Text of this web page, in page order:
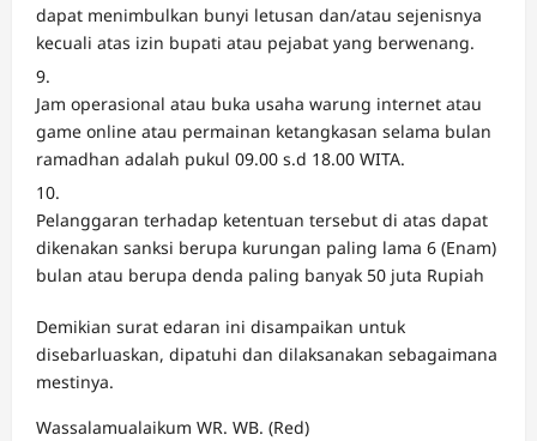
dapat menimbulkan bunyi letusan dan/atau sejenisnya
kecuali atas izin bupati atau pejabat yang berwenang.
Jam operasional atau buka usaha warung internet atau
game online atau permainan ketangkasan selama bulan
ramadhan adalah pukul 09.00 s.d 18.00 WITA.
Pelanggaran terhadap ketentuan tersebut di atas dapat
dikenakan sanksi berupa kurungan paling lama 6 (Enam)
bulan atau berupa denda paling banyak 50 juta Rupiah
Demikian surat edaran ini disampaikan untuk
disebarluaskan, dipatuhi dan dilaksanakan sebagaimana
mestinya.
Wassalamualaikum WR. WB. (Red)